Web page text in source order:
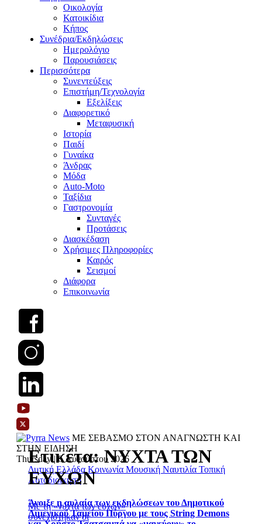
Οικολογία
Κατοικίδια
Κήπος
Συνέδρια/Εκδηλώσεις
Ημερολόγιο
Παρουσιάσεις
Περισσότερα
Συνεντεύξεις
Επιστήμη/Τεχνολογία
Εξελίξεις
Διαφορετικό
Μεταφυσική
Ιστορία
Παιδί
Γυναίκα
Άνδρας
Μόδα
Auto-Moto
Ταξίδια
Γαστρονομία
Συνταγές
Προτάσεις
Διασκέδαση
Χρήσιμες Πληροφορίες
Καιρός
Σεισμοί
Διάφορα
Επικοινωνία
ΜΕ ΣΕΒΑΣΜΟ ΣΤΟΝ ΑΝΑΓΝΩΣΤΗ ΚΑΙ
ΣΤΗΝ ΕΙΔΗΣΗ
Thursday | 6 Αυγούστου 2026
Δυτική Ελλάδα Κοινωνία Μουσική Ναυτιλία Τοπική
Αυτοδιοίκηση
Άνοιξε η αυλαία των εκδηλώσεων του Δημοτικού
Λιμενικού Ταμείου Πύργου με τους String Demons
Ετικέτα:ΝΥΧΤΑ ΤΩΝ
ΕΥΧΩΝ
Με τη «νύχτα των ευχών»
συνεχίστηκαν οι